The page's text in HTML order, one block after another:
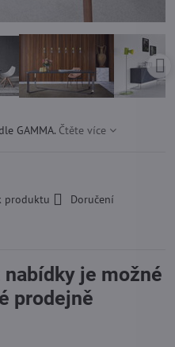
GAMMA. Čtěte více
produktu
Doručení
je možné
prodejně